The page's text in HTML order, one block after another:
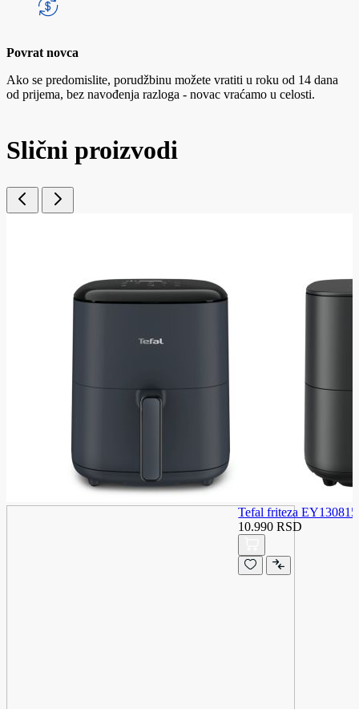
Povrat novca
Ako se predomislite, porudžbinu možete vratiti u roku od 14 dana
od prijema, bez navođenja razloga - novac vraćamo u celosti.
Slični proizvodi
Tefal friteza EY130815
10.990 RSD